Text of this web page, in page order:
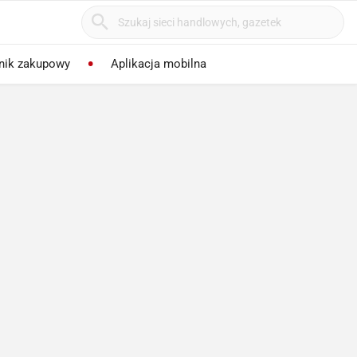
zakupowy Aplikacja mobilna